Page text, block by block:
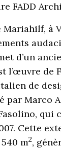
FADD
à
d’un
l’œuvre de
de
par Marco
qui
Cette
m2,